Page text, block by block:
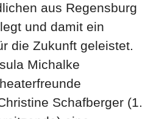
aus Regensburg
und damit ein
die Zukunft geleistet.
Michalke
Schafberger (1.